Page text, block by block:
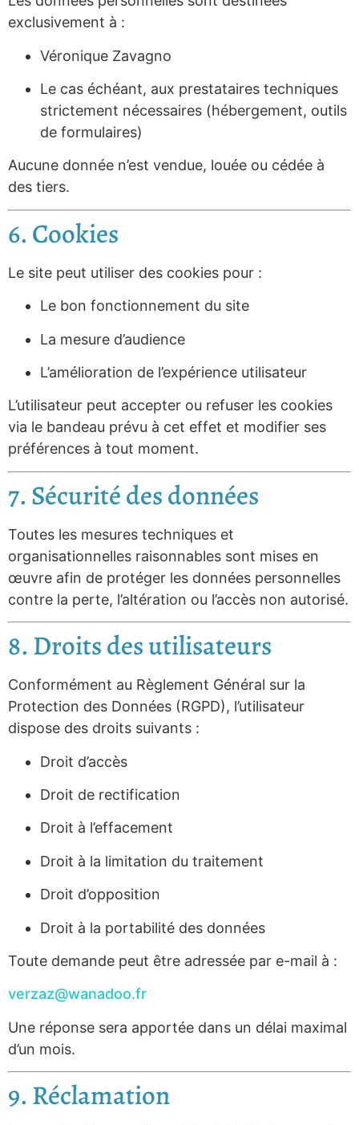
exclusivement à :
Véronique Zavagno
Le cas échéant, aux prestataires techniques
strictement nécessaires (hébergement, outils
de formulaires)
Aucune donnée n’est vendue, louée ou cédée à
des tiers.
6. Cookies
Le site peut utiliser des cookies pour :
Le bon fonctionnement du site
La mesure d’audience
L’amélioration de l’expérience utilisateur
L’utilisateur peut accepter ou refuser les cookies
via le bandeau prévu à cet effet et modifier ses
préférences à tout moment.
7. Sécurité des données
Toutes les mesures techniques et
organisationnelles raisonnables sont mises en
œuvre afin de protéger les données personnelles
contre la perte, l’altération ou l’accès non autorisé.
8. Droits des utilisateurs
Conformément au Règlement Général sur la
Protection des Données (RGPD), l’utilisateur
dispose des droits suivants :
Droit d’accès
Droit de rectification
Droit à l’effacement
Droit à la limitation du traitement
Droit d’opposition
Droit à la portabilité des données
Toute demande peut être adressée par e-mail à :
verzaz@wanadoo.fr
Une réponse sera apportée dans un délai maximal
d’un mois.
9. Réclamation